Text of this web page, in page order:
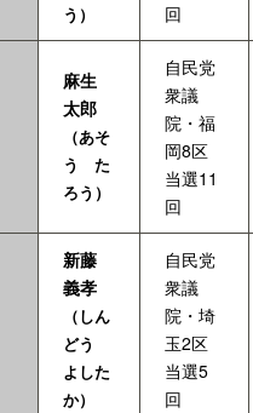
う）
回
麻生
太郎
（あそ
う た
ろう）
自民党
衆議
院・福
岡8区
当選11
回
新藤
義孝
（しん
どう
よした
か）
自民党
衆議
院・埼
玉2区
当選5
回